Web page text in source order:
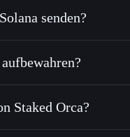
SOL, USDC oder
für Schritt per
Wallets öffentlich zu
senden?
Privacy Aggregator
nicht
Privacy Aggregator
Staked Orca?
Orca